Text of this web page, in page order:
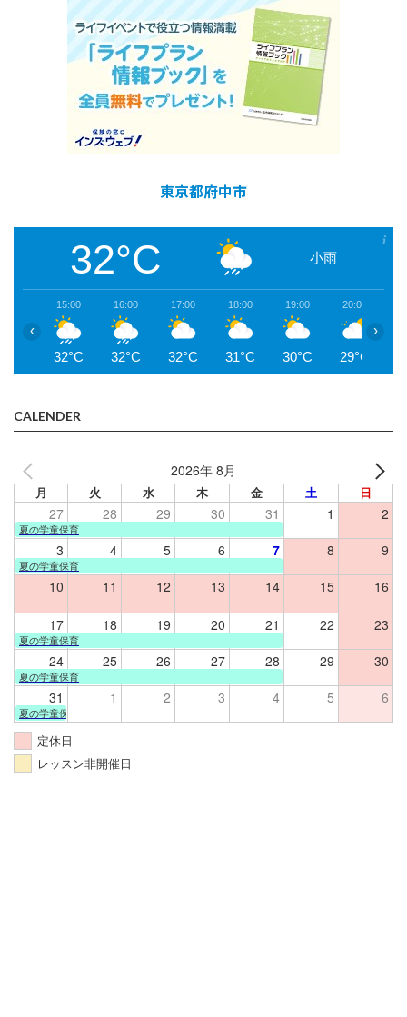
東京都府中市
32°C 小雨
15:00
32°C
16:00
32°C
17:00
32°C
18:00
31°C
19:00
30°C
20:00
29°C
‹ ›
CALENDER
2026年 8月
月 火 水 木 金 土 日
27 28 29 30 31 1 2
夏の学童保育
3 4 5 6 7 8 9
夏の学童保育
10 11 12 13 14 15 16
17 18 19 20 21 22 23
夏の学童保育
24 25 26 27 28 29 30
夏の学童保育
31 1 2 3 4 5 6
夏の学童保育
定休日
レッスン非開催日